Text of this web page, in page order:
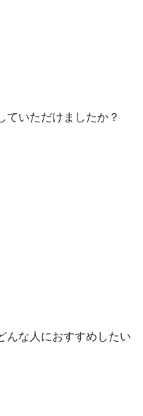
ていただけましたか？
んな人におすすめしたい